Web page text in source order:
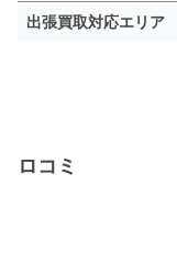
出張買取対応エリア
ロコミ